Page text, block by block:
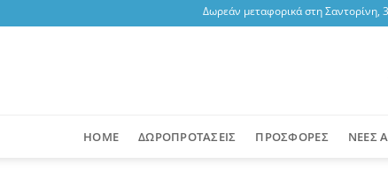
Δωρεάν μεταφορικά στη Σαντορίνη, 3,47
HOME ΔΩΡΟΠΡΟΤΑΣΕΙΣ ΠΡΟΣΦΟΡΕΣ ΝΕΕΣ